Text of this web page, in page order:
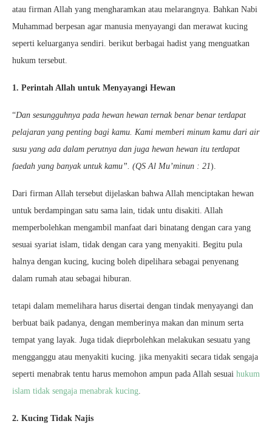
atau firman Allah yang mengharamkan atau melarangnya. Bahkan Nabi
Muhammad berpesan agar manusia menyayangi dan merawat kucing
seperti keluarganya sendiri. berikut berbagai hadist yang menguatkan
hukum tersebut.
1. Perintah Allah untuk Menyayangi Hewan
“Dan sesungguhnya pada hewan hewan ternak benar benar terdapat
pelajaran yang penting bagi kamu. Kami memberi minum kamu dari air
susu yang ada dalam perutnya dan juga hewan hewan itu terdapat
faedah yang banyak untuk kamu”. (QS Al Mu’minun : 21).
Dari firman Allah tersebut dijelaskan bahwa Allah menciptakan hewan
untuk berdampingan satu sama lain, tidak untu disakiti. Allah
memperbolehkan mengambil manfaat dari binatang dengan cara yang
sesuai syariat islam, tidak dengan cara yang menyakiti. Begitu pula
halnya dengan kucing, kucing boleh dipelihara sebagai penyenang
dalam rumah atau sebagai hiburan.
tetapi dalam memelihara harus disertai dengan tindak menyayangi dan
berbuat baik padanya, dengan memberinya makan dan minum serta
tempat yang layak. Juga tidak dieprbolehkan melakukan sesuatu yang
mengganggu atau menyakiti kucing. jika menyakiti secara tidak sengaja
seperti menabrak tentu harus memohon ampun pada Allah sesuai hukum
islam tidak sengaja menabrak kucing.
2. Kucing Tidak Najis